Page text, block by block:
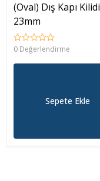
(Oval) Dış Kapı Kilidi
23mm
0 Değerlendirme
Sepete Ekle